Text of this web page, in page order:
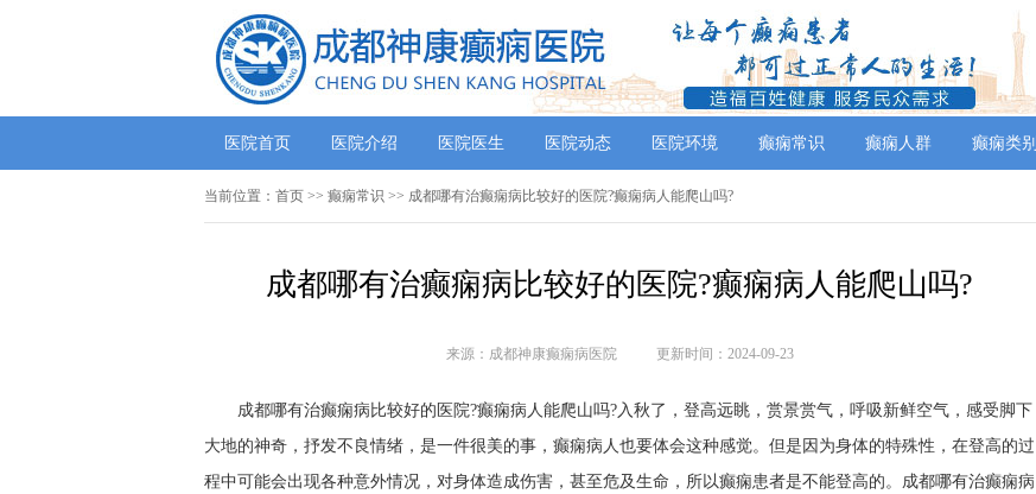
医院首页 医院介绍 医院医生 医院动态 医院环境 癫痫常识 癫痫人群 癫痫类别
当前位置： 首页 >> 癫痫常识 >> 成都哪有治癫痫病比较好的医院?癫痫病人能爬山吗?
成都哪有治癫痫病比较好的医院?癫痫病人能爬山吗?
来源：成都神康癫痫病医院 更新时间：2024-09-23
成都哪有治癫痫病比较好的医院?癫痫病人能爬山吗?入秋了，登高远眺，赏景赏气，呼吸新鲜空气，感受脚下
大地的神奇，抒发不良情绪，是一件很美的事，癫痫病人也要体会这种感觉。但是因为身体的特殊性，在登高的过
程中可能会出现各种意外情况，对身体造成伤害，甚至危及生命，所以癫痫患者是不能登高的。成都哪有治癫痫病